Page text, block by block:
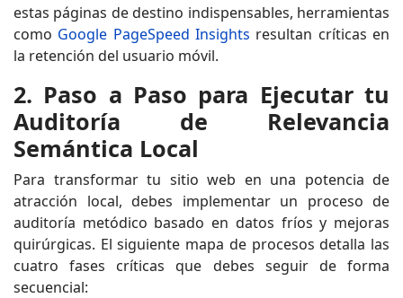
estas páginas de destino indispensables, herramientas
como Google PageSpeed Insights resultan críticas en
la retención del usuario móvil.
2. Paso a Paso para Ejecutar tu
Auditoría de Relevancia
Semántica Local
Para transformar tu sitio web en una potencia de
atracción local, debes implementar un proceso de
auditoría metódico basado en datos fríos y mejoras
quirúrgicas. El siguiente mapa de procesos detalla las
cuatro fases críticas que debes seguir de forma
secuencial: